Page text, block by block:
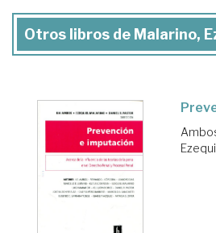
Otros libros de Malarino,